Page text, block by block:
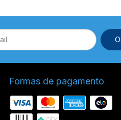
Formas de pagamento